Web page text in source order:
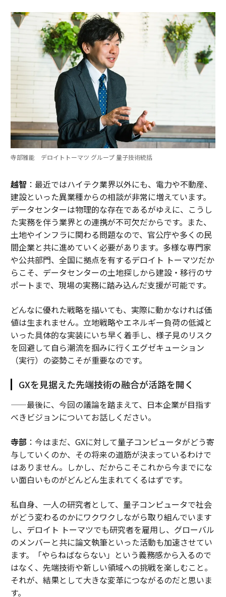
寺部雅能 デロイトトーマツ グループ 量子技術統括
越智 ：最近ではハイテク業界以外にも、電力や不動産、
建設といった異業種からの相談が非常に増えています。
データセンターは物理的な存在であるがゆえに、こうし
た実務を伴う業界との連携が不可欠だからです。また、
土地やインフラに関わる問題なので、官公庁や多くの民
間企業と共に進めていく必要があります。多様な専門家
や公共部門、全国に拠点を有するデロイト トーマツだか
らこそ、データセンターの土地探しから建設・移行のサ
ポートまで、現場の実務に踏み込んだ支援が可能です。
どんなに優れた戦略を描いても、実際に動かなければ価
値は生まれません。立地戦略やエネルギー負荷の低減と
いった具体的な実装にいち早く着手し、様子見のリスク
を回避して自ら潮流を掴みに行くエグゼキューション
（実行）の姿勢こそが重要なのです。
GXを見据えた先端技術の融合が活路を開く
——最後に、今回の議論を踏まえて、日本企業が目指す
べきビジョンについてお話しください。
寺部 ：今はまだ、GXに対して量子コンピュータがどう寄
与していくのか、その将来の道筋が決まっているわけで
はありません。しかし、だからこそこれから今までにな
い面白いものがどんどん生まれてくるはずです。
私自身、一人の研究者として、量子コンピュータで社会
がどう変わるのかにワクワクしながら取り組んでいます
し、デロイト トーマツでも研究者を雇用し、グローバル
のメンバーと共に論文執筆といった活動も加速させてい
ます。「やらねばならない」という義務感から入るので
はなく、先端技術や新しい領域への挑戦を楽しむこと。
それが、結果として大きな変革につながるのだと思いま
す。